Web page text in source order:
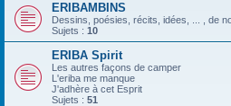
ERIBAMBINS
Dessins, poésies, récits, idées, ... , de
Sujets : 10
ERIBA Spirit
Les autres façons de camper
L'eriba me manque
J'adhère à cet Esprit
Sujets : 51